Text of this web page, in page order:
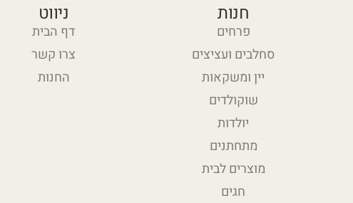
חנות
פרחים
סחלבים ועציצים
יין ומשקאות
שוקולדים
יולדות
מתחתנים
מוצרים לבית
חגים
ניווט
דף הבית
צרו קשר
החנות